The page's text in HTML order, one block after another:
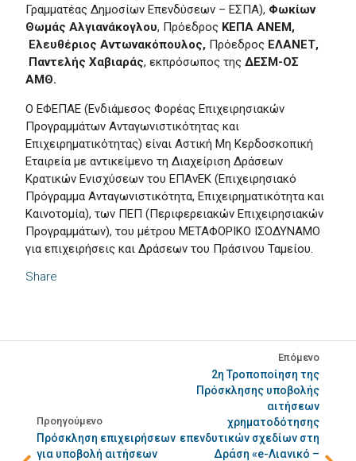
Share
Γραμματέας Δημοσίων Επενδύσεων – ΕΣΠΑ), Φωκίων
Θωμάς Αλγιανάκογλου, Πρόεδρος ΚΕΠΑ ΑΝΕΜ,
Ελευθέριος Αντωνακόπουλος, Πρόεδρος ΕΛΑΝΕΤ,
Παντελής Χαβιαράς, εκπρόσωπος τηςΔΕΣΜ-ΟΣ
ΑΜΘ.
Ο ΕΦΕΠΑΕ (Ενδιάμεσος Φορέας Επιχειρησιακών
Προγραμμάτων Ανταγωνιστικότητας και
Επιχειρηματικότητας) είναι Αστική Μη Κερδοσκοπική
Εταιρεία με αντικείμενο τη Διαχείριση Δράσεων
Κρατικών Ενισχύσεων του ΕΠΑνΕΚ (Επιχειρησιακό
Πρόγραμμα Ανταγωνιστικότητα, Επιχειρηματικότητα και
Καινοτομία), των ΠΕΠ (Περιφερειακών Επιχειρησιακών
Προγραμμάτων), του μέτρου ΜΕΤΑΦΟΡΙΚΟ ΙΣΟΔΥΝΑΜΟ
για επιχειρήσεις και Δράσεων του Πράσινου Ταμείου.
Προηγούμενο
Πρόσκληση επιχειρήσεων
για υποβολή αιτήσεων
Επόμενο
2η Τροποποίηση της
Πρόσκλησης υποβολής
αιτήσεων
χρηματοδότησης
επενδυτικών σχεδίων στη
Δράση «e-Λιανικό –